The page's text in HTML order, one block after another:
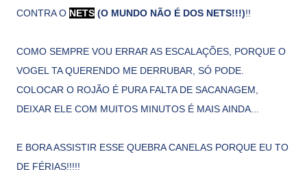
CONTRA O NETS (O MUNDO NÃO É DOS NETS!!!)!!
COMO SEMPRE VOU ERRAR AS ESCALAÇÕES, PORQUE O
VOGEL TA QUERENDO ME DERRUBAR, SÓ PODE.
COLOCAR O ROJÃO É PURA FALTA DE SACANAGEM,
DEIXAR ELE COM MUITOS MINUTOS É MAIS AINDA...
E BORA ASSISTIR ESSE QUEBRA CANELAS PORQUE EU TO
DE FÉRIAS!!!!!